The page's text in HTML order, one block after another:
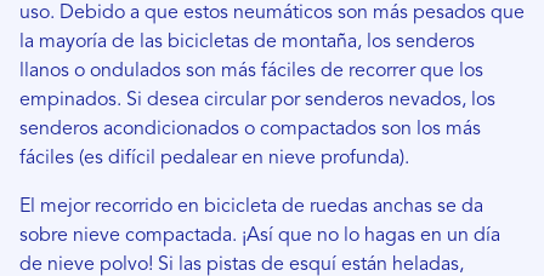
uso. Debido a que estos neumáticos son más pesados ​​que
la mayoría de las bicicletas de montaña, los senderos
llanos o ondulados son más fáciles de recorrer que los
empinados. Si desea circular por senderos nevados, los
senderos acondicionados o compactados son los más
fáciles (es difícil pedalear en nieve profunda).
El mejor recorrido en bicicleta de ruedas anchas se da
sobre nieve compactada. ¡Así que no lo hagas en un día
de nieve polvo! Si las pistas de esquí están heladas,